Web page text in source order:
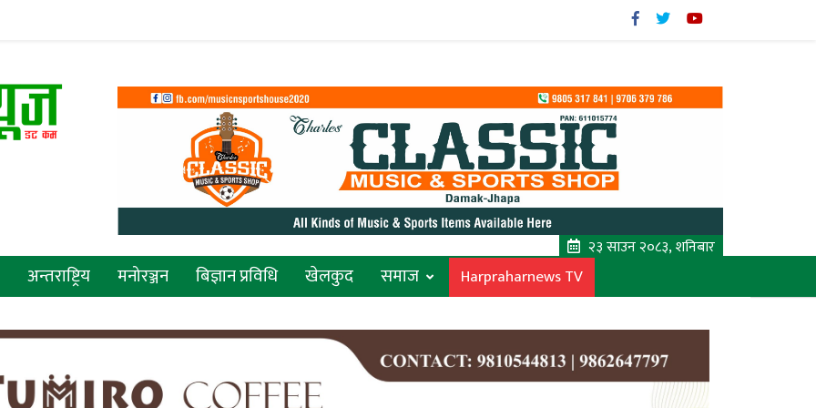
२३ साउन २०८३, शनिबार
अन्तराष्ट्रिय मनोरञ्जन बिज्ञान प्रविधि खेलकुद समाज Harpraharnews TV